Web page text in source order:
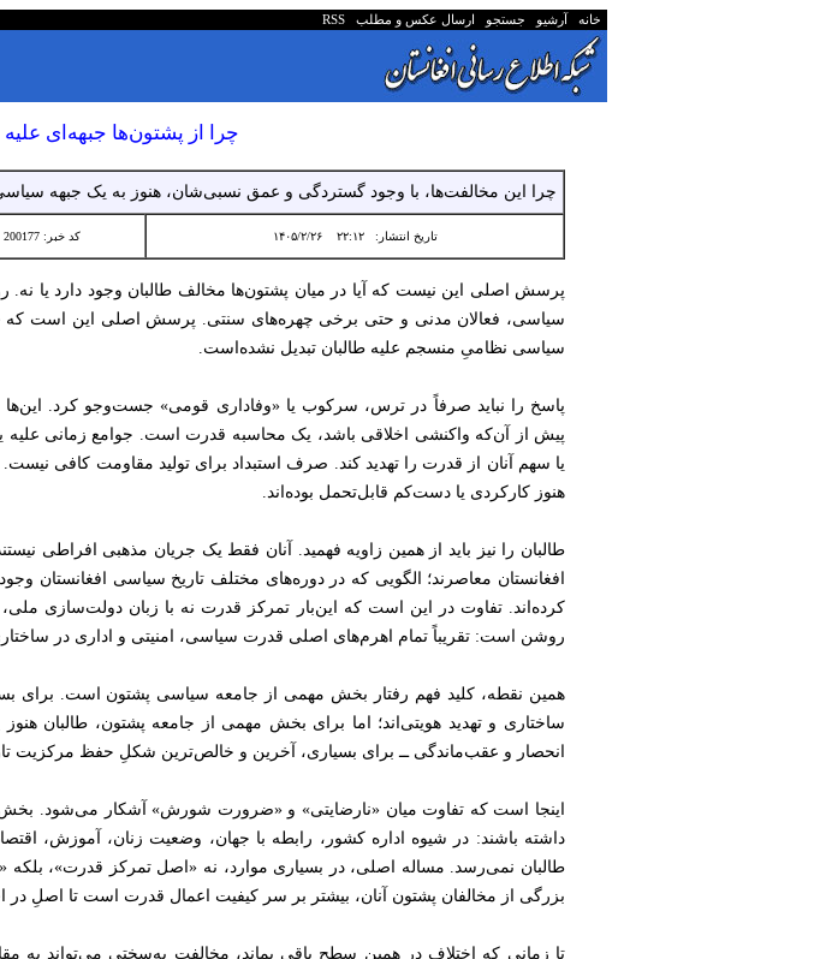
خانه آرشیو جستجو ارسال عکس و مطلب RSS
چرا از پشتون‌ها جبهه‌ای
چرا این مخالفت‌ها، با وجود گستردگی و عمق نسبی‌شان، هنوز به یک جبهه
تاریخ انتشار:۲۲:۱۲ ۱۴۰۵/۲/۲۶ کد خبر: 200177
پرسش اصلی این نیست که آیا در میان پشتون‌ها مخالف طالبان وجود دارد یا
سیاسی، فعالان مدنی و حتی برخی چهره‌های سنتی. پرسش اصلی این است که
سیاسی نظامیِ منسجم علیه طالبان تبدیل نشده‌است.
پاسخ را نباید صرفاً در ترس، سرکوب یا «وفاداری قومی» جست‌وجو کرد.
پیش از آن‌که واکنشی اخلاقی باشد، یک محاسبه قدرت است. جوامع زمانی
یا سهم آنان از قدرت را تهدید کند. صرف استبداد برای تولید مقاومت کافی
هنوز کارکردی یا دست‌کم قابل‌تحمل بوده‌اند.
طالبان را نیز باید از همین زاویه فهمید. آنان فقط یک جریان مذهبی افراطی
افغانستان معاصرند؛ الگویی که در دوره‌های مختلف تاریخ سیاسی افغانستان
کرده‌اند. تفاوت در این است که این‌بار تمرکز قدرت نه با زبان دولت‌سازی
روشن است: تقریباً تمام اهرم‌های اصلی قدرت سیاسی، امنیتی و اداری در
همین نقطه، کلید فهم رفتار بخش مهمی از جامعه سیاسی پشتون است. برای
ساختاری و تهدید هویتی‌اند؛ اما برای بخش مهمی از جامعه پشتون، طالبان
انحصار و عقب‌ماندگی ــ برای بسیاری، آخرین و خالص‌ترین شکلِ حفظ مرکزیت
اینجا است که تفاوت میان «نارضایتی» و «ضرورت شورش» آشکار می‌شود.
داشته باشند: در شیوه اداره کشور، رابطه با جهان، وضعیت زنان، آموزش،
طالبان نمی‌رسد. مساله اصلی، در بسیاری موارد، نه «اصل تمرکز قدرت»،
بزرگی از مخالفان پشتون آنان، بیشتر بر سر کیفیت اعمال قدرت است تا اصلِ در
تا زمانی که اختلاف در همین سطح باقی بماند، مخالفت به‌سختی می‌تواند